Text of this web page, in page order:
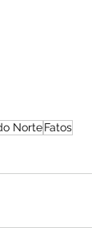
NorteFatos